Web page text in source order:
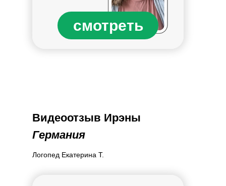
Видеоотзыв Ирэны
Германия
Логопед Екатерина Т.
смотреть